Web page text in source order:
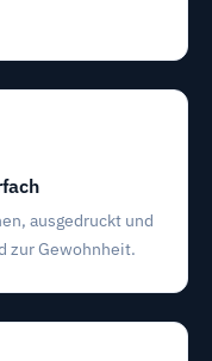
ausgedruckt und
zur Gewohnheit.